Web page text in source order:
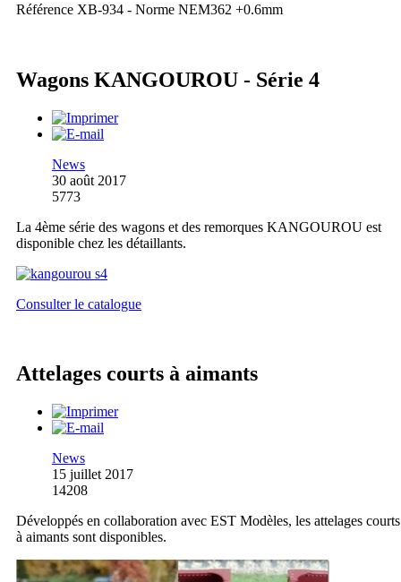
Référence XB-934 - Norme NEM362 +0.6mm
Wagons KANGOUROU - Série 4
News
30 août 2017
5773
La 4ème série des wagons et des remorques KANGOUROU est
disponible chez les détaillants.
Consulter le catalogue
Attelages courts à aimants
News
15 juillet 2017
14208
Développés en collaboration avec EST Modèles, les attelages courts
à aimants sont disponibles.